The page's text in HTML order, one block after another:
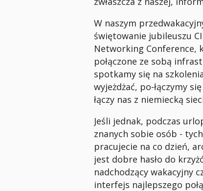
W naszym
świętowanie jubileuszu
Networking Conference,
połączone ze sobą
spotkamy się na
wyjeżdżać, po-łączymy
łączy nas z niemiecką
Jeśli jednak, podczas
znanych sobie osób -
pracujecie na co dzień,
jest dobre hasło do
nadchodzący wakacyjny
interfejs najlepszego